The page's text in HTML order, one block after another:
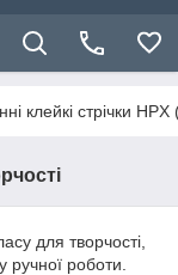
клейкі стрічки HPX
для творчості,
ручної роботи.